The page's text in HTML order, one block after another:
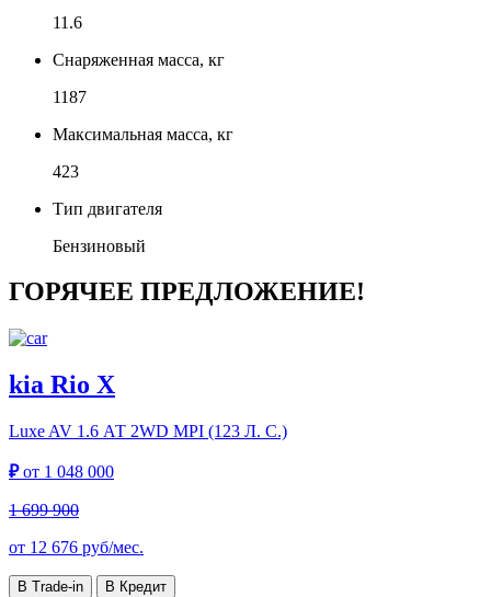
11.6
Снаряженная масса, кг
1187
Максимальная масса, кг
423
Тип двигателя
Бензиновый
ГОРЯЧЕЕ ПРЕДЛОЖЕНИЕ!
kia Rio X
Luxe AV 1.6 АТ 2WD MPI (123 Л. C.)
₽от 1 048 000
1 699 900
от 12 676 руб/мес.
В Trade-in В Кредит